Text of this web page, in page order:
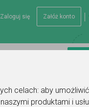
celach: aby
produktami i
Zaloguj się Załóż konto